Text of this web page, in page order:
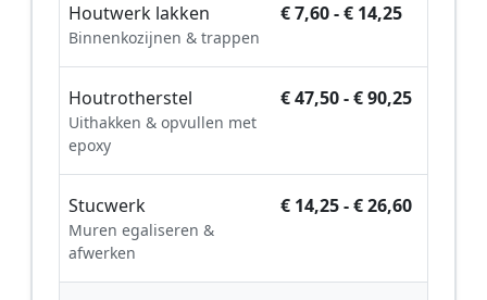
Houtwerk lakken
Binnenkozijnen & trappen
€ 7,60 - € 14,25
Houtrotherstel
Uithakken & opvullen met
epoxy
€ 47,50 - € 90,25
Stucwerk
Muren egaliseren &
afwerken
€ 14,25 - € 26,60